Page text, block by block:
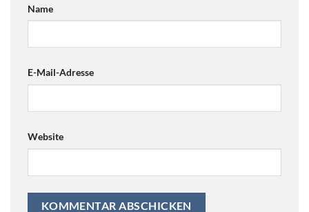
Name
E-Mail-Adresse
Website